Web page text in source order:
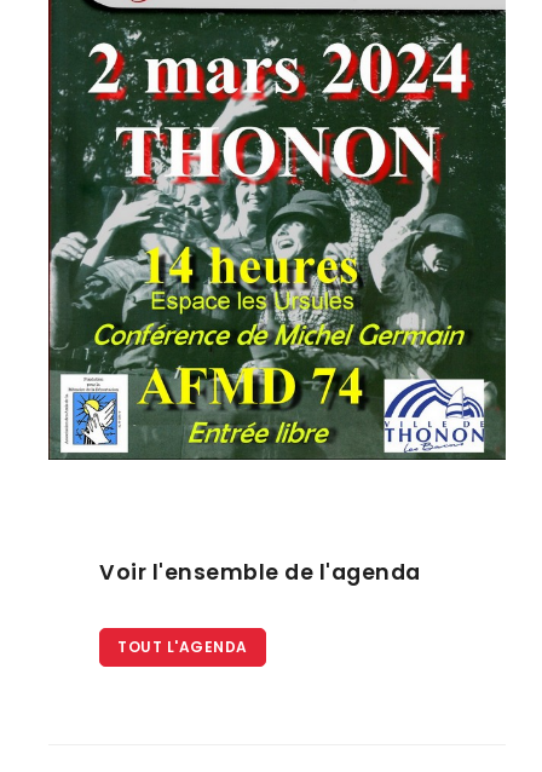
Voir l'ensemble de l'agenda
TOUT L'AGENDA